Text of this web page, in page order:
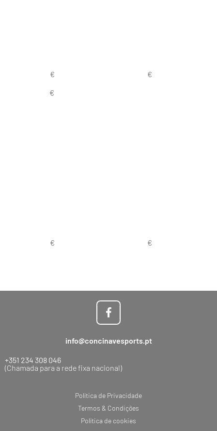
Política de Privacidade
Termos & Condições
Política de cookies
info@concinavesports.pt
+351 234 308 046
(Chamada para a rede fixa nacional)